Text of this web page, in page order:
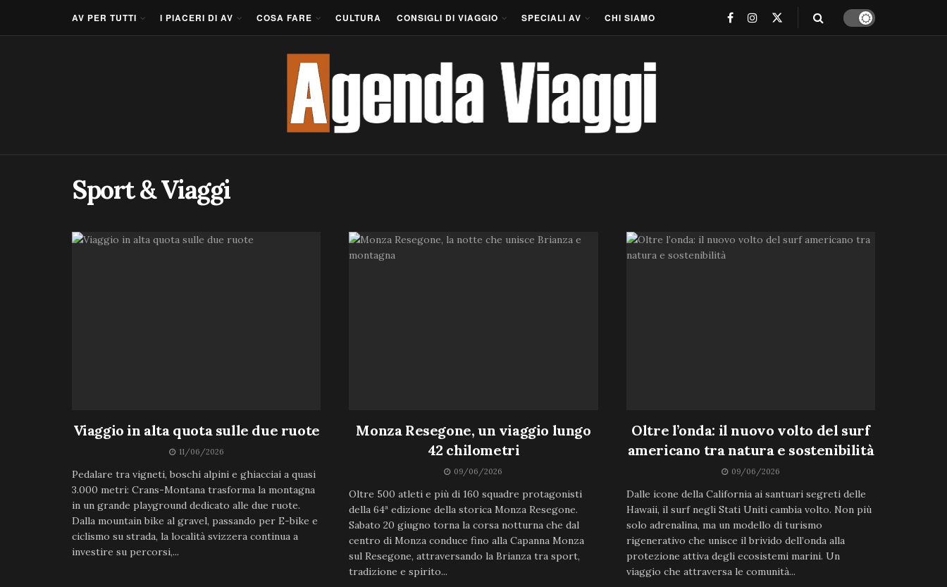
AV PER TUTTI I PIACERI DI AV COSA FARE CULTURA CONSIGLI DI VIAGGIO SPECIALI AV CHI SIAMO
Sport & Viaggi
Viaggio in alta quota sulle due ruote
11/06/2026
Pedalare tra vigneti, boschi alpini e ghiacciai a quasi
3.000 metri: Crans-Montana trasforma la montagna
in un grande playground dedicato alle due ruote.
Dalla mountain bike al gravel, passando per E-bike e
ciclismo su strada, la località svizzera continua a
investire su percorsi,...
Monza Resegone, un viaggio lungo
42 chilometri
09/06/2026
Oltre 500 atleti e più di 160 squadre protagonisti
della 64ª edizione della storica Monza Resegone.
Sabato 20 giugno torna la corsa notturna che dal
centro di Monza conduce fino alla Capanna Monza
sul Resegone, attraversando la Brianza tra sport,
tradizione e spirito...
Oltre l’onda: il nuovo volto del surf
americano tra natura e sostenibilità
09/06/2026
Dalle icone della California ai santuari segreti delle
Hawaii, il surf negli Stati Uniti cambia volto. Non più
solo adrenalina, ma un modello di turismo
rigenerativo che unisce il brivido dell’onda alla
protezione attiva degli ecosistemi marini. Un
viaggio che attraversa le comunità...